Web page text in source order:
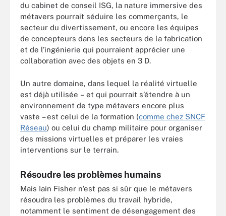
du cabinet de conseil ISG, la nature immersive des
métavers pourrait séduire les commerçants, le
secteur du divertissement, ou encore les équipes
de concepteurs dans les secteurs de la fabrication
et de l’ingénierie qui pourraient apprécier une
collaboration avec des objets en 3 D.
Un autre domaine, dans lequel la réalité virtuelle
est déjà utilisée – et qui pourrait s’étendre à un
environnement de type métavers encore plus
vaste – est celui de la formation (comme chez SNCF
Réseau) ou celui du champ militaire pour organiser
des missions virtuelles et préparer les vraies
interventions sur le terrain.
Résoudre les problèmes humains
Mais Iain Fisher n’est pas si sûr que le métavers
résoudra les problèmes du travail hybride,
notamment le sentiment de désengagement des